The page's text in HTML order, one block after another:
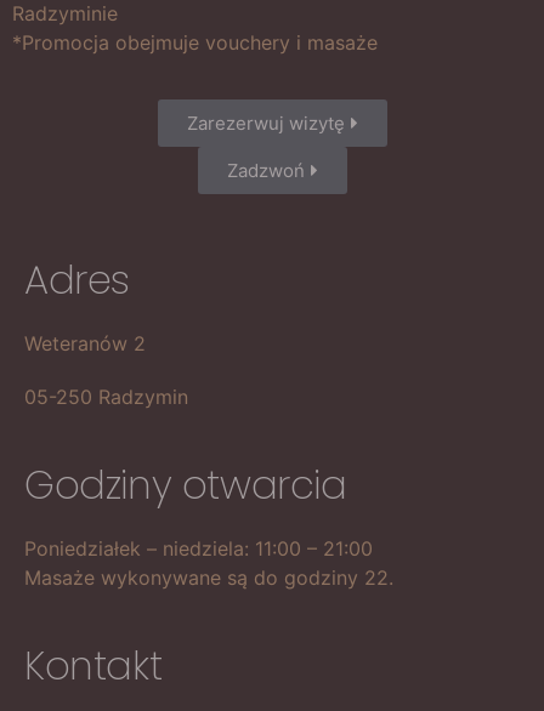
Radzyminie
*Promocja obejmuje vouchery i masaże
Zarezerwuj wizytę
Zadzwoń
Adres
Weteranów 2
05-250 Radzymin
Godziny otwarcia
Poniedziałek – niedziela: 11:00 – 21:00
Masaże wykonywane są do godziny 22.
Kontakt